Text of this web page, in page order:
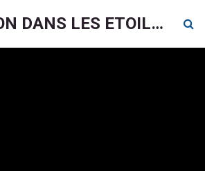
LE CRAYON DANS LES ETOILES